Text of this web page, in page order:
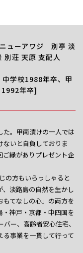
ューアワジ 別亭 淡
別荘 天原 支配人
学校1988年卒、甲
1992年卒]
。甲南漬けの一人では
いと自負しておりま
ご縁がありプレゼント企
の方もいらっしゃると
淡路島の自然を生かし
てなしの心」の両方を
神戸・京都・中四国を
ー、高齢者安心住宅、
事業を一貫して行って